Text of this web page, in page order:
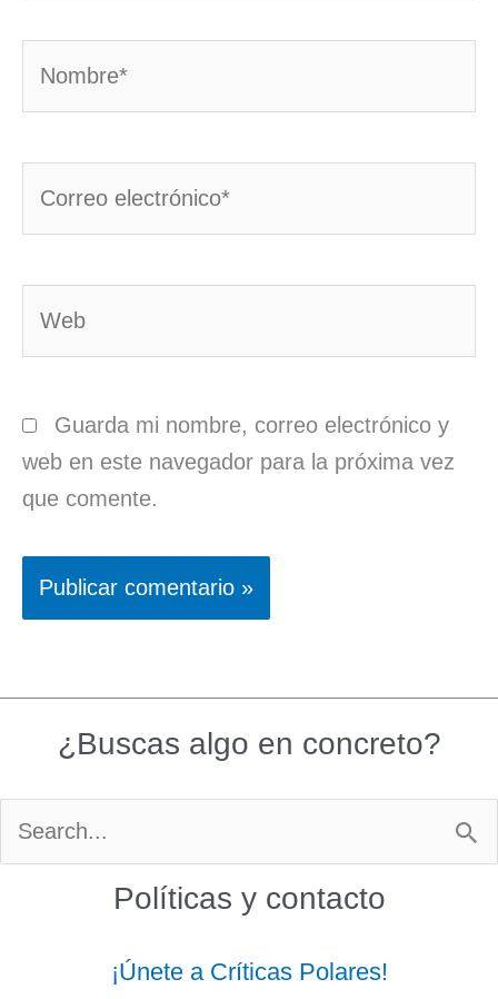
Guarda mi nombre, correo electrónico y
web en este navegador para la próxima vez
que comente.
¿Buscas algo en concreto?
Buscar
Políticas y contacto
¡Únete a Críticas Polares!